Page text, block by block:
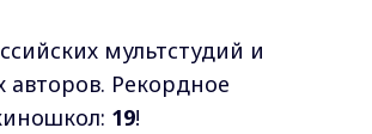
мультстудий и
авторов. Рекордное
19!